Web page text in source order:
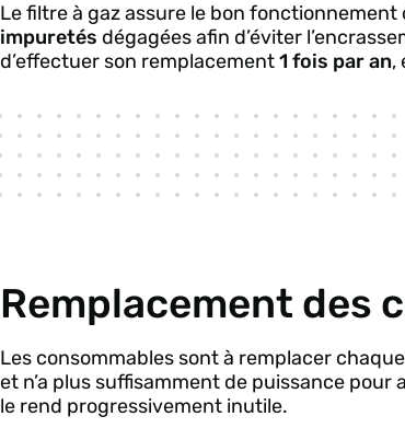
Le filtre à gaz assure le bon
impuretés dégagées afin d’éviter
d’effectuer son remplacement1 fois par an,
Remplacement des
Les consommables sont à remplacer
et n’a plus suffisamment de puissance
le rend progressivement inutile.